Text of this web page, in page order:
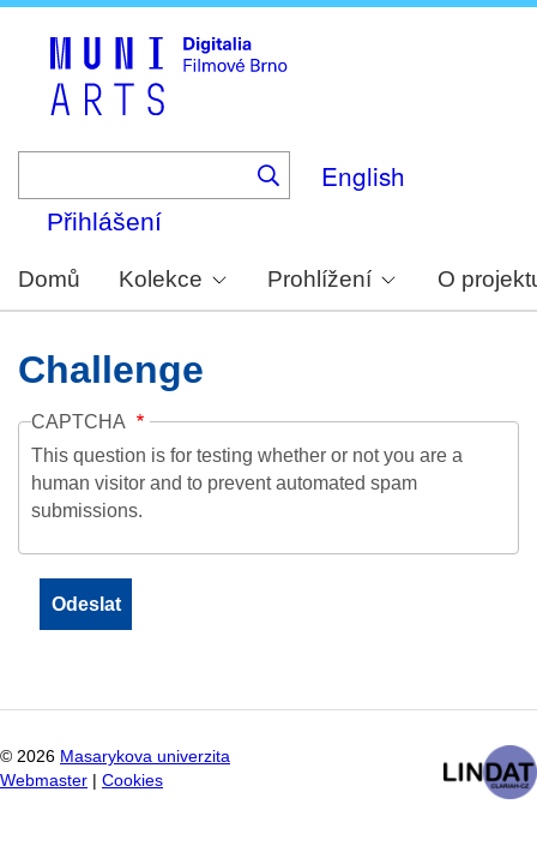
English
Přihlášení
Domů Kolekce Prohlížení O
Challenge
CAPTCHA
This question is for testing whether or not you are a
human visitor and to prevent automated spam
submissions.
© 2026 Masarykova univerzita
Webmaster
Cookies